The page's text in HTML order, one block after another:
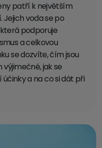
patří k největším
voda se po
podporuje
a celkovou
se dozvíte, čím jsou
jak se
a na co si dát při